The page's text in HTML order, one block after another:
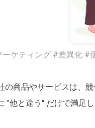
ーケティング #差異化 #
の商品やサービスは、
"他と違う" だけで満足